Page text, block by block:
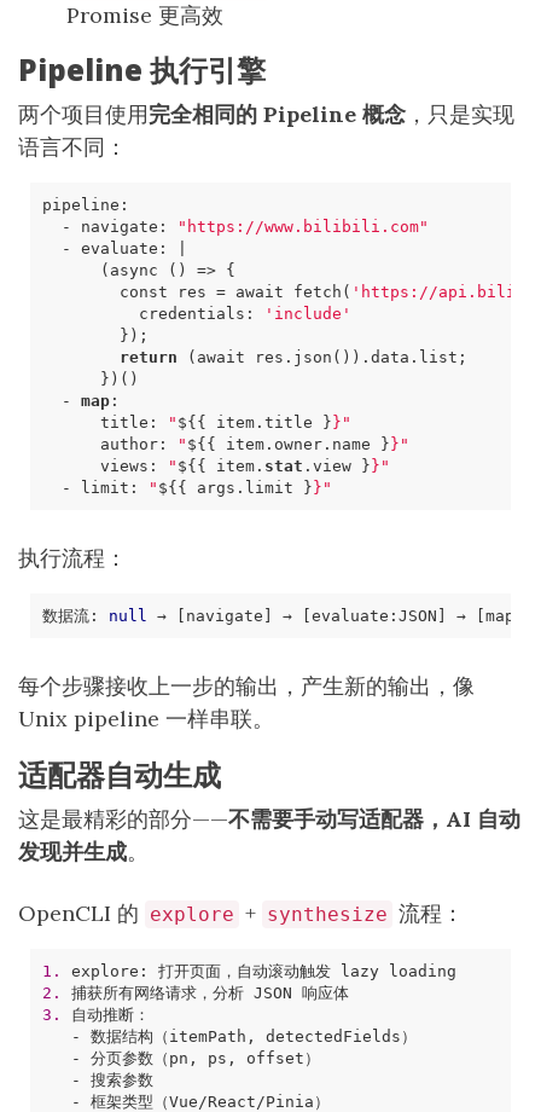
Promise 更高效
Pipeline 执行引擎
两个项目使用完全相同的 Pipeline 概念 ，只是实现
语言不同：
pipeline :
- navigate :
"https://www.bilibili.com"
- evaluate :
        const res = await fetch(
'https://
          credentials:
'include'
return
      })()
- map:
title : " ${{ item.title }}"
author: " ${{ item.owner.name }}"
views : " ${{ item. stat .view }}"
- limit : " ${{ args.limit }}"
执行流程：
数据流: null → [navigate] → [evaluate:JSON] → [map:
每个步骤接收上一步的输出，产生新的输出，像
Unix pipeline 一样串联。
适配器自动生成
这是最精彩的部分——不需要手动写适配器，AI 自动
发现并生成。
OpenCLI 的 explore + synthesize 流程：
1. explore : 打开页面，自动滚动触发 lazy
loading
2.
捕获所有网络请求，分析 JSON 响应体
3.
自动推断：
-
数据结构（ itemPath , detectedFields ）
-
分页参数（ pn , ps , offset ）
-
搜索参数
-
框架类型（Vue /React /Pinia ）